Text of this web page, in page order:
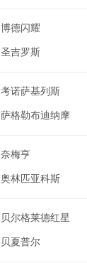
博德闪耀
圣吉罗斯
考诺萨基列斯
萨格勒布迪纳摩
奈梅亨
奥林匹亚科斯
贝尔格莱德红星
贝夏普尔